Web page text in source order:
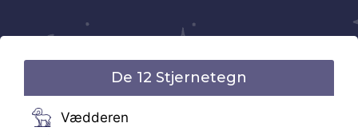
De 12 Stjernetegn
Vædderen